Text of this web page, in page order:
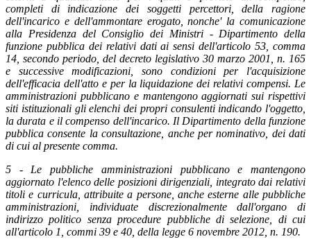
completi di indicazione dei soggetti percettori, della ragione
dell'incarico e dell'ammontare erogato, nonche' la comunicazione
alla Presidenza del Consiglio dei Ministri - Dipartimento della
funzione pubblica dei relativi dati ai sensi dell'articolo 53, comma
14, secondo periodo, del decreto legislativo 30 marzo 2001, n. 165
e successive modificazioni, sono condizioni per l'acquisizione
dell'efficacia dell'atto e per la liquidazione dei relativi compensi. Le
amministrazioni pubblicano e mantengono aggiornati sui rispettivi
siti istituzionali gli elenchi dei propri consulenti indicando l'oggetto,
la durata e il compenso dell'incarico. Il Dipartimento della funzione
pubblica consente la consultazione, anche per nominativo, dei dati
di cui al presente comma.
5 - Le pubbliche amministrazioni pubblicano e mantengono
aggiornato l'elenco delle posizioni dirigenziali, integrato dai relativi
titoli e curricula, attribuite a persone, anche esterne alle pubbliche
amministrazioni, individuate discrezionalmente dall'organo di
indirizzo politico senza procedure pubbliche di selezione, di cui
all'articolo 1, commi 39 e 40, della legge 6 novembre 2012, n. 190.